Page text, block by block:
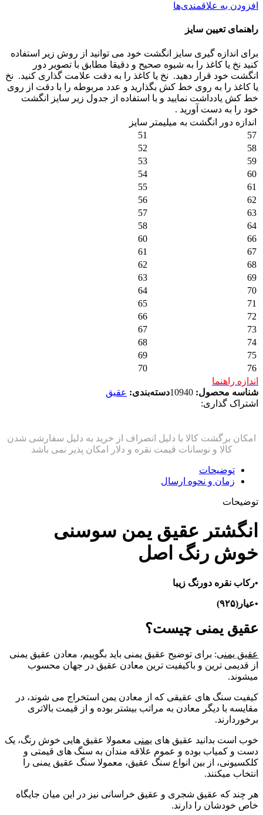
افزودن به علاقمندی‌ها
راهنمای تعیین سایز
برای اندازه گیری سایز انگشت خود می توانید از روش زیر استفاده
کنید نخ یا کاغذ را به شیوه صحیح و دقیقا مطابق با تصویر دور
انگشت خود قرار دهید. نخ یا کاغذ را به دقت علامت گذاری کنید. نخ
یا کاغذ را به روی خط کش بگذارید و عدد مربوطه را با دقت از روی
خط کش یادداشت نمایید و با استفاده از جدول زیر سایز انگشت
خود را به دست آورید .
اندازه دور انگشت به میلیمتر سایز
57
51
58
52
59
53
60
54
61
55
62
56
63
57
64
58
66
60
67
61
68
62
69
63
70
64
71
65
72
66
73
67
74
68
75
69
76
70
اندازه راهنما
شناسه محصول: 10940دسته‌بندی: عقیق
اشتراک گذاری:
توضیحات
زمان و نحوه ارسال
توضیحات
انگشتر عقیق یمن سوسنی
خوش رنگ اصل
•رکاب نقره دورنگ زیبا
•عیار(۹۲۵)
عقیق یمنی چیست؟
عقیق یمنی: برای توضیح عقیق یمنی باید بگوییم، معادن عقیق یمنی
از قدیمی ترین و باکیفیت ترین معادن عقیق در جهان محسوب
میشوند.
کیفیت سنگ های عقیقی که از معادن یمن استخراج می شوند، در
مقایسه با دیگر معادن به مراتب بیشتر بوده و از قیمت بالاتری
برخوردارند.
خوب است بدانید عقیق های یمنی معمولا عقیق هایی خوش رنگ، یک
دست و کمیاب بوده و عموم علاقه مندان به سنگ های قیمتی و
کلکسیونى، از بین انواع سنگ عقیق، معمولا سنگ عقیق یمنی را
انتخاب میکنند.
هر چند که عقیق شجری و عقیق خراسانی نیز در این میان جایگاه
خاص خودشان را دارند.